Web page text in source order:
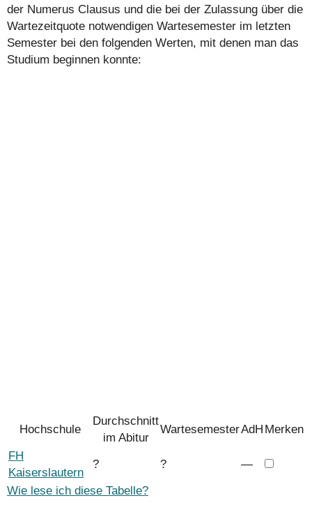
der Numerus Clausus und die bei der Zulassung über die
Wartezeitquote notwendigen Wartesemester im letzten
Semester bei den folgenden Werten, mit denen man das
Studium beginnen konnte:
Hochschule
Durchschnitt
im Abitur
WartesemesterAdH Merken
FH
Kaiserslautern
? ?
―
Wie lese ich diese Tabelle?